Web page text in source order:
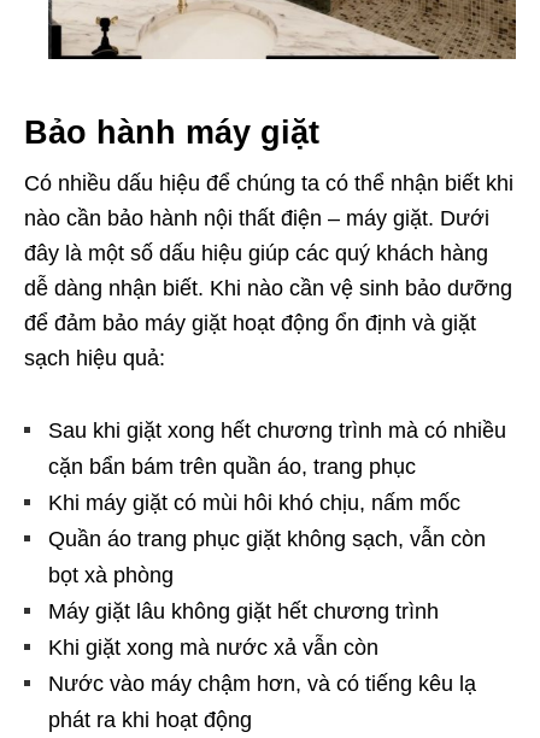
Bảo hành máy giặt
Có nhiều dấu hiệu để chúng ta có thể nhận biết khi
nào cần bảo hành nội thất điện – máy giặt. Dưới
đây là một số dấu hiệu giúp các quý khách hàng
dễ dàng nhận biết. Khi nào cần vệ sinh bảo dưỡng
để đảm bảo máy giặt hoạt động ổn định và giặt
sạch hiệu quả:
Sau khi giặt xong hết chương trình mà có nhiều
cặn bẩn bám trên quần áo, trang phục
Khi máy giặt có mùi hôi khó chịu, nấm mốc
Quần áo trang phục giặt không sạch, vẫn còn
bọt xà phòng
Máy giặt lâu không giặt hết chương trình
Khi giặt xong mà nước xả vẫn còn
Nước vào máy chậm hơn, và có tiếng kêu lạ
phát ra khi hoạt động